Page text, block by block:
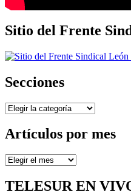
Sitio del Frente
Secciones
Secciones
Artículos por mes
Artículos
mes
TELESUR EN